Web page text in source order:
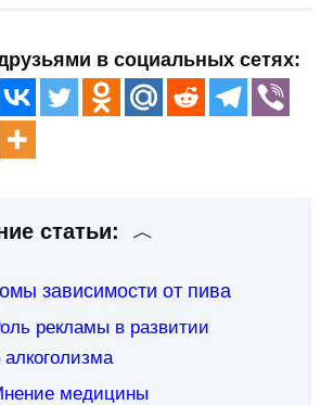
в социальных сетях:
статьи:
зависимости от пива
рекламы в развитии
алкоголизма
медицины